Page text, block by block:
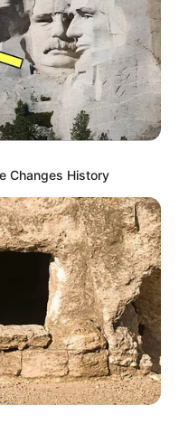
Kang Hyung Chul.
Park Hye-soo dan Oh
drama musikal berjudul
Utara Rho Ki Soo (D.O)
sejak pertama kali ia lihat
menjadi penari handal.
film ini. Penasaran? Cek
Dailysia seru-seru
oleh D.O memang
komedi. Kira-kira film
D.O EXO FILM KOREA
Changes History